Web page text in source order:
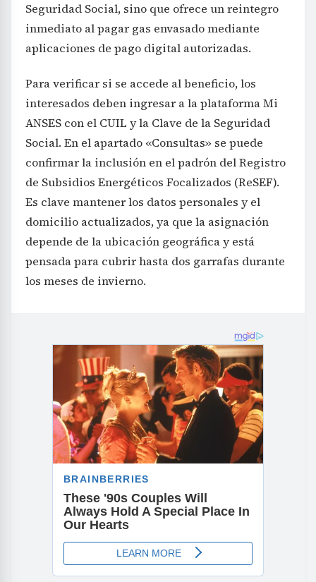
Seguridad Social, sino que ofrece un reintegro
inmediato al pagar gas envasado mediante
aplicaciones de pago digital autorizadas.
Para verificar si se accede al beneficio, los
interesados deben ingresar a la plataforma Mi
ANSES con el CUIL y la Clave de la Seguridad
Social. En el apartado «Consultas» se puede
confirmar la inclusión en el padrón del Registro
de Subsidios Energéticos Focalizados (ReSEF).
Es clave mantener los datos personales y el
domicilio actualizados, ya que la asignación
depende de la ubicación geográfica y está
pensada para cubrir hasta dos garrafas durante
los meses de invierno.